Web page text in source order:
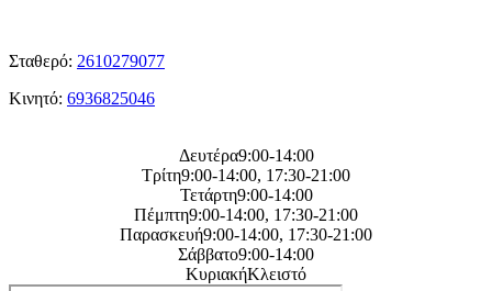
Σταθερό: 2610279077
Κινητό: 6936825046
Δευτέρα9:00-14:00
Τρίτη9:00-14:00, 17:30-21:00
Τετάρτη9:00-14:00
Πέμπτη9:00-14:00, 17:30-21:00
Παρασκευή9:00-14:00, 17:30-21:00
Σάββατο9:00-14:00
ΚυριακήΚλειστό